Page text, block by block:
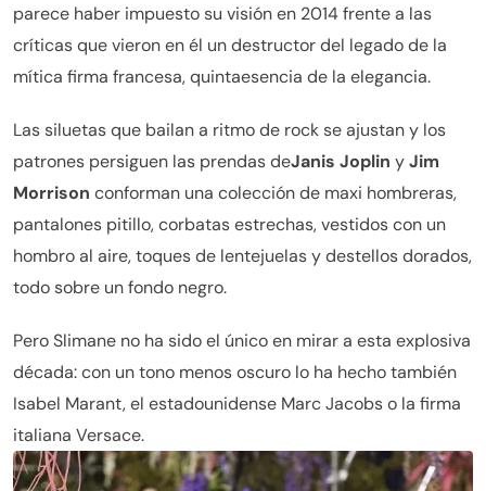
parece haber impuesto su visión en 2014 frente a las
críticas que vieron en él un destructor del legado de la
mítica firma francesa, quintaesencia de la elegancia.
Las siluetas que bailan a ritmo de rock se ajustan y los
patrones persiguen las prendas deJanis Joplin yJim
Morrison conforman una colección de maxi hombreras,
pantalones pitillo, corbatas estrechas, vestidos con un
hombro al aire, toques de lentejuelas y destellos dorados,
todo sobre un fondo negro.
Pero Slimane no ha sido el único en mirar a esta explosiva
década: con un tono menos oscuro lo ha hecho también
Isabel Marant, el estadounidense Marc Jacobs o la firma
italiana Versace.